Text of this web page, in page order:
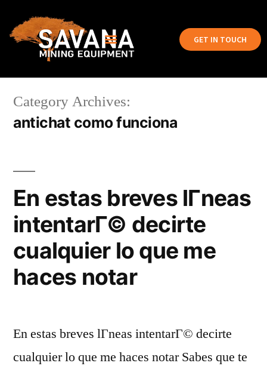
GET IN TOUCH
Category Archives:
antichat como funciona
En estas breves lГ­neas
intentarГ© decirte
cualquier lo que me
haces notar
En estas breves lГ­neas intentarГ© decirte
cualquier lo que me haces notar Sabes que te